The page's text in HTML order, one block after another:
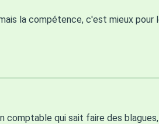
la compétence, c'est mieux pour
comptable qui sait faire des